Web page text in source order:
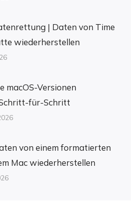
| Daten von Time
wiederherstellen
macOS-Versionen
für-Schritt
von einem formatierten
Mac wiederherstellen